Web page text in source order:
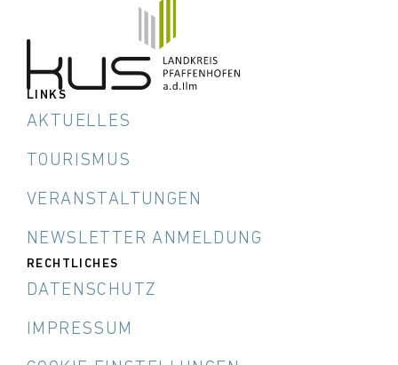
LINKS
AKTUELLES
TOURISMUS
VERANSTALTUNGEN
NEWSLETTER ANMELDUNG
RECHTLICHES
DATENSCHUTZ
IMPRESSUM